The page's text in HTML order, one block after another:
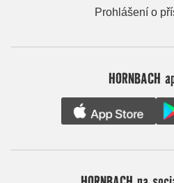
Prohlášení o
HORNBACH